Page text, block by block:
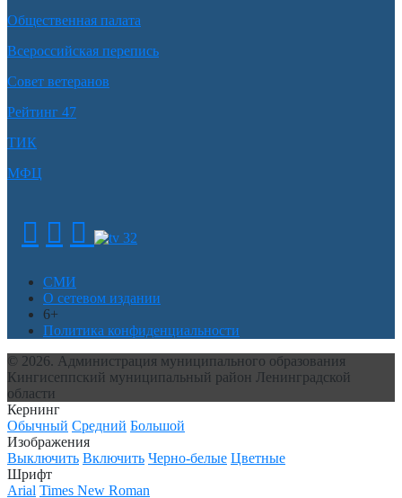
Общественная палата
Всероссийская перепись
Совет ветеранов
Рейтинг 47
ТИК
МФЦ
СМИ
О сетевом издании
6+
Политика конфиденциальности
© 2026. Администрация муниципального образования
Кингисеппский муниципальный район Ленинградской
области
Кернинг
Обычный Средний Большой
Изображения
Выключить Включить Черно-белые Цветные
Шрифт
Arial Times New Roman